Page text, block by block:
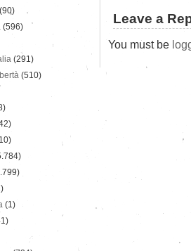
Leave a
You must be
(90)
(596)
(291)
(510)
(1)